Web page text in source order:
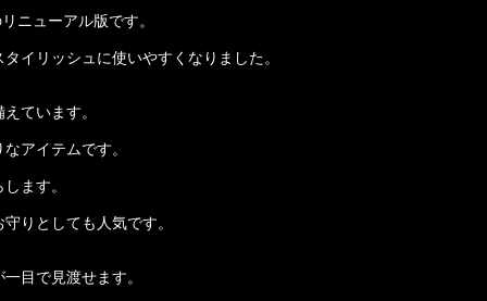
ニューアル版です。
イリッシュに使いやすくなりました。
ています。
アイテムです。
ます。
りとしても人気です。
目で見渡せます。